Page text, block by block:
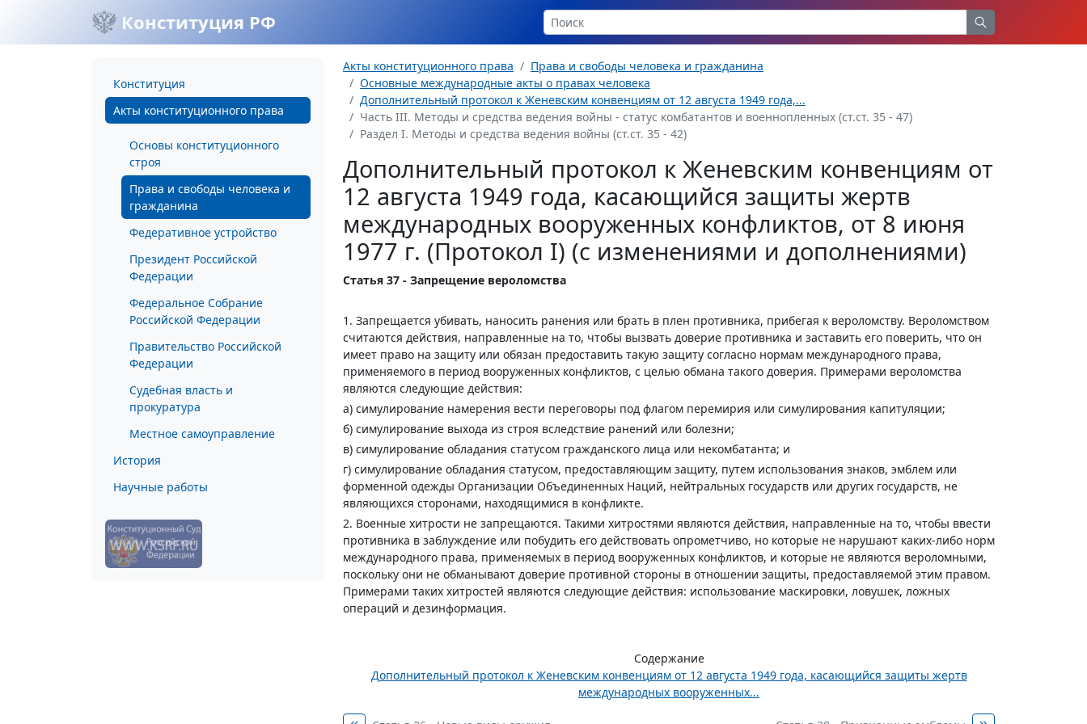
Конституция РФ
Конституция
Акты конституционного права
Основы конституционного
строя
Права и свободы человека и
гражданина
Федеративное устройство
Президент Российской
Федерации
Федеральное Собрание
Российской Федерации
Правительство Российской
Федерации
Судебная власть и
прокуратура
Местное самоуправление
История
Научные работы
Акты конституционного права
Права и свободы человека и гражданина
Основные международные акты о правах человека
Дополнительный протокол к Женевским конвенциям от 12 августа 1949 года,...
Часть III. Методы и средства ведения войны - статус комбатантов и военнопленных (ст.ст. 35 - 47)
Раздел I. Методы и средства ведения войны (ст.ст. 35 - 42)
Дополнительный протокол к Женевским конвенциям от
12 августа 1949 года, касающийся защиты жертв
международных вооруженных конфликтов, от 8 июня
1977 г. (Протокол I) (с изменениями и дополнениями)
Статья 37 - Запрещение вероломства
1. Запрещается убивать, наносить ранения или брать в плен противника, прибегая к вероломству. Вероломством
считаются действия, направленные на то, чтобы вызвать доверие противника и заставить его поверить, что он
имеет право на защиту или обязан предоставить такую защиту согласно нормам международного права,
применяемого в период вооруженных конфликтов, с целью обмана такого доверия. Примерами вероломства
являются следующие действия:
а) симулирование намерения вести переговоры под флагом перемирия или симулирования капитуляции;
б) симулирование выхода из строя вследствие ранений или болезни;
в) симулирование обладания статусом гражданского лица или некомбатанта; и
г) симулирование обладания статусом, предоставляющим защиту, путем использования знаков, эмблем или
форменной одежды Организации Объединенных Наций, нейтральных государств или других государств, не
являющихся сторонами, находящимися в конфликте.
2. Военные хитрости не запрещаются. Такими хитростями являются действия, направленные на то, чтобы ввести
противника в заблуждение или побудить его действовать опрометчиво, но которые не нарушают каких-либо норм
международного права, применяемых в период вооруженных конфликтов, и которые не являются вероломными,
поскольку они не обманывают доверие противной стороны в отношении защиты, предоставляемой этим правом.
Примерами таких хитростей являются следующие действия: использование маскировки, ловушек, ложных
операций и дезинформация.
Содержание
Дополнительный протокол к Женевским конвенциям от 12 августа 1949 года, касающийся защиты жертв
международных вооруженных...